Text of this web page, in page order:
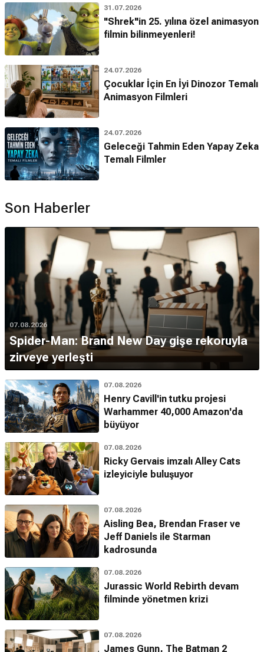
31.07.2026
"Shrek"in 25. yılına özel animasyon
filmin bilinmeyenleri!
24.07.2026
Çocuklar İçin En İyi Dinozor Temalı
Animasyon Filmleri
24.07.2026
Geleceği Tahmin Eden Yapay Zeka
Temalı Filmler
Son Haberler
07.08.2026
Spider-Man: Brand New Day gişe rekoruyla
zirveye yerleşti
07.08.2026
Henry Cavill'in tutku projesi
Warhammer 40,000 Amazon'da
büyüyor
07.08.2026
Ricky Gervais imzalı Alley Cats
izleyiciyle buluşuyor
07.08.2026
Aisling Bea, Brendan Fraser ve
Jeff Daniels ile Starman
kadrosunda
07.08.2026
Jurassic World Rebirth devam
filminde yönetmen krizi
07.08.2026
James Gunn, The Batman 2